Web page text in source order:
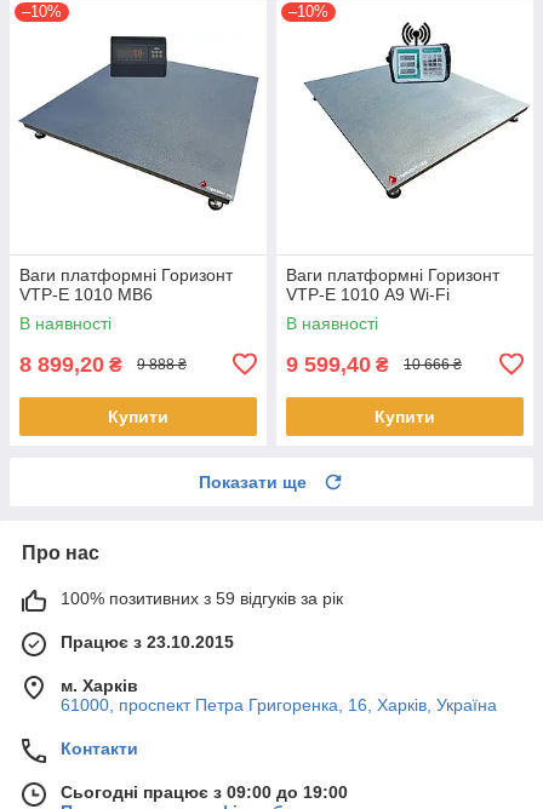
–10%
Ваги платформні Горизонт
VTP-Е 1010 MB6
В наявності
8 899,20 ₴ 9 888 ₴
Купити
–10%
Ваги платформні Горизонт
VTP-Е 1010 A9 Wi-Fi
В наявності
9 599,40 ₴ 10 666 ₴
Купити
Показати ще
Про нас
100% позитивних з 59 відгуків за рік
Працює з 23.10.2015
м. Харків
61000, проспект Петра Григоренка, 16, Харків, Україна
Контакти
Сьогодні працює з 09:00 до 19:00